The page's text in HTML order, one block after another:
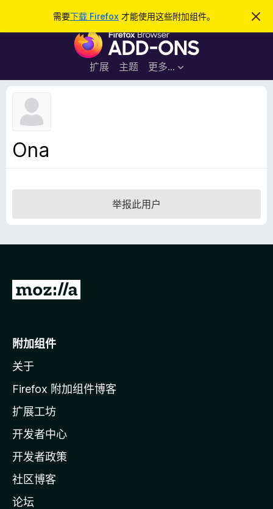
需要下载 Firefox 才能使用这些附加组件。
忽
此
F
r
e
加
组
扩展 主题 更多…
登录
Ona
举报此用户
转
o
i
l
a
主
页
附加组件
关于
Firefox 附加组件博客
扩展工坊
开发者中心
开发者政策
社区博客
论坛